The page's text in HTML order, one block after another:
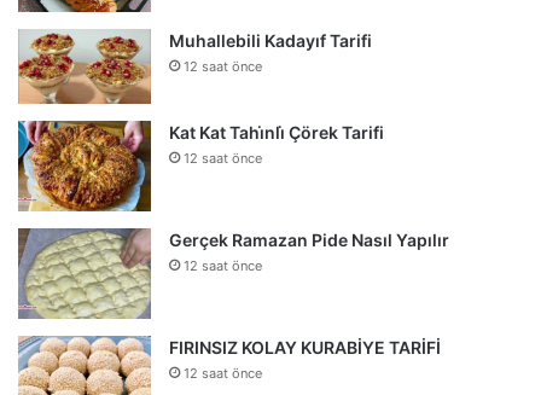
Muhallebili Kadayıf Tarifi
12 saat önce
Kat Kat Tahi̇nli̇ Çörek Tarifi
12 saat önce
Gerçek Ramazan Pide Nasıl Yapılır
12 saat önce
FIRINSIZ KOLAY KURABİYE TARİFİ
12 saat önce